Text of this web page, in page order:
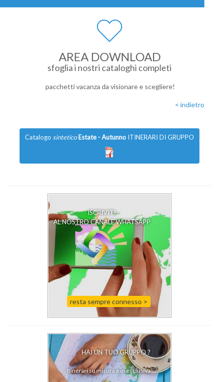
AREA DOWNLOAD
sfoglia i nostri cataloghi completi
pacchetti vacanza da visionare e scegliere!
< indietro
Catalogo sintetico Estate - Autunno ITINERARI DI GRUPPO
ISCRIVITI
AL NOSTRO CANALE WHATSAPP
resta sempre connesso >
HAI UN TUO GRUPPO ?
Itinerari su misura e in esclusiva